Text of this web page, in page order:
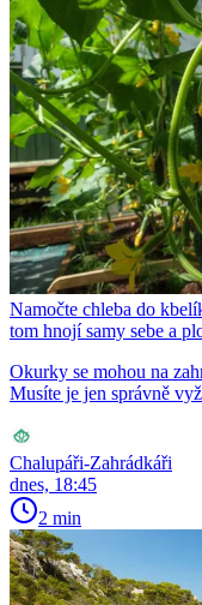
Namočte chleba do
tom hnojí samy sebe a
Okurky se mohou na
Musíte je jen správně
Chalupáři-Zahrádkáři
dnes, 18:45
2 min